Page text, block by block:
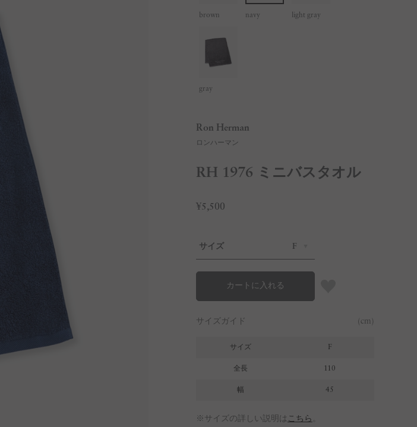
brown navy light gray
gray
Ron Herman
ロンハーマン
RH 1976 ミニバスタオル
¥5,500
サイズ F
カートに入れる
サイズガイド (cm)
サイズ F
全長 110
幅 45
※サイズの詳しい説明は こちら